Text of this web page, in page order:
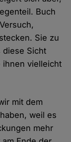
Buch
Sie zu
diese Sicht
ihnen vielleicht
mit dem
weil es
mehr